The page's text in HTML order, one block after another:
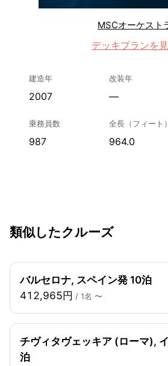
MSCオーケスト
デッキプランを
建造年
2007
改装年
—
乗務員数
987
全長（フィート）
964.0
類似したクルーズ
バルセロナ, スペイン発 10泊
412,965円 / 1名 〜
チヴィタヴェッキア (ローマ),
泊